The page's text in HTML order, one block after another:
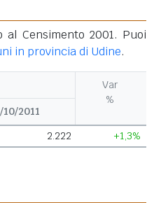
Censimento 2001. Puoi
in provincia di Udine.
Var
%
10/2011
2.222 +1,3%